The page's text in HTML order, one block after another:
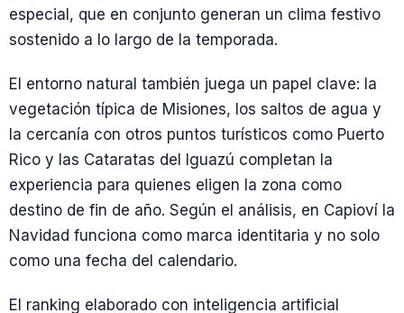
especial, que en conjunto generan un clima festivo
sostenido a lo largo de la temporada.
El entorno natural también juega un papel clave: la
vegetación típica de Misiones, los saltos de agua y
la cercanía con otros puntos turísticos como Puerto
Rico y las Cataratas del Iguazú completan la
experiencia para quienes eligen la zona como
destino de fin de año. Según el análisis, en Capioví la
Navidad funciona como marca identitaria y no solo
como una fecha del calendario.
El ranking elaborado con inteligencia artificial